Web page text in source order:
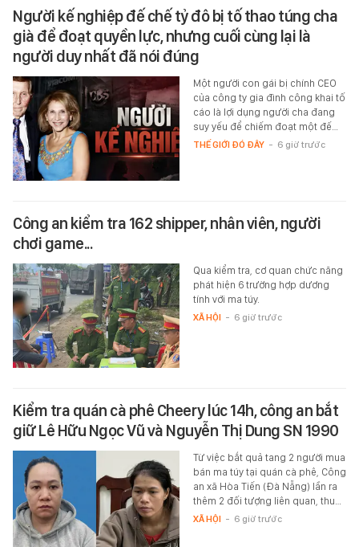
Người kế nghiệp đế chế tỷ đô bị tố thao túng cha
già để đoạt quyền lực, nhưng cuối cùng lại là
người duy nhất đã nói đúng
Một người con gái bị chính CEO
của công ty gia đình công khai tố
cáo là lợi dụng người cha đang
suy yếu để chiếm đoạt một đế…
THẾ GIỚI ĐÓ ĐÂY - 6 giờ trước
Công an kiểm tra 162 shipper, nhân viên, người
chơi game...
Qua kiểm tra, cơ quan chức năng
phát hiện 6 trường hợp dương
tính với ma túy.
XÃ HỘI - 6 giờ trước
Kiểm tra quán cà phê Cheery lúc 14h, công an bắt
giữ Lê Hữu Ngọc Vũ và Nguyễn Thị Dung SN 1990
Từ việc bắt quả tang 2 người mua
bán ma túy tại quán cà phê, Công
an xã Hòa Tiến (Đà Nẵng) lần ra
thêm 2 đối tượng liên quan, thu…
XÃ HỘI - 6 giờ trước